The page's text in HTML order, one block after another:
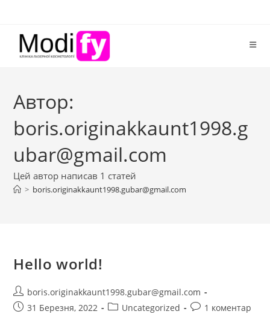
вмісту
Автор:
boris.originakkaunt1998.g
ubar@gmail.com
Цей автор написав 1 статей
> boris.originakkaunt1998.gubar@gmail.com
Hello world!
Автор
запису:
boris.originakkaunt1998.gubar@gmail.com
Запис31 Березня, 2022
Категорія
Uncategorized
Коментарі
1 коментар